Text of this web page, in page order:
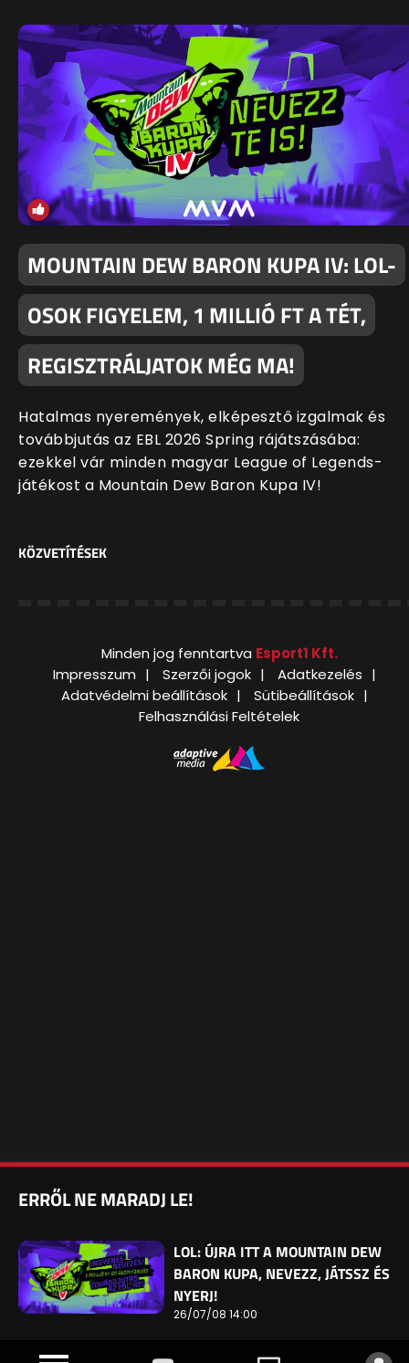
MOUNTAIN DEW BARON KUPA IV: LOL-
OSOK FIGYELEM, 1 MILLIÓ FT A TÉT,
REGISZTRÁLJATOK MÉG MA!
Hatalmas nyeremények, elképesztő izgalmak és
továbbjutás az EBL 2026 Spring rájátszásába:
ezekkel vár minden magyar League of Legends-
játékost a Mountain Dew Baron Kupa IV!
KÖZVETÍTÉSEK
Minden jog fenntartva Esport1 Kft.
Impresszum
Szerzői jogok
Adatkezelés
Adatvédelmi beállítások
Sütibeállítások
Felhasználási Feltételek
ERRŐL NE MARADJ LE!
LOL: ÚJRA ITT A MOUNTAIN DEW
BARON KUPA, NEVEZZ, JÁTSSZ ÉS
NYERJ!
26/07/08 14:00